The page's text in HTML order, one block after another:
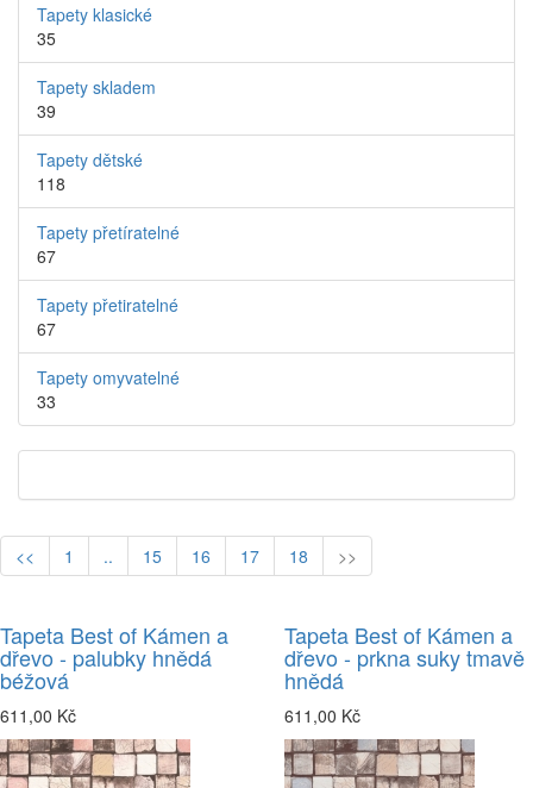
Tapety klasické
35
Tapety skladem
39
Tapety dětské
118
Tapety přetíratelné
67
Tapety přetiratelné
67
Tapety omyvatelné
33
<< 1 .. 15 16 17 18 >>
Tapeta Best of Kámen a
dřevo - palubky hnědá
béžová
611,00 Kč
Tapeta Best of Kámen a
dřevo - prkna suky tmavě
hnědá
611,00 Kč